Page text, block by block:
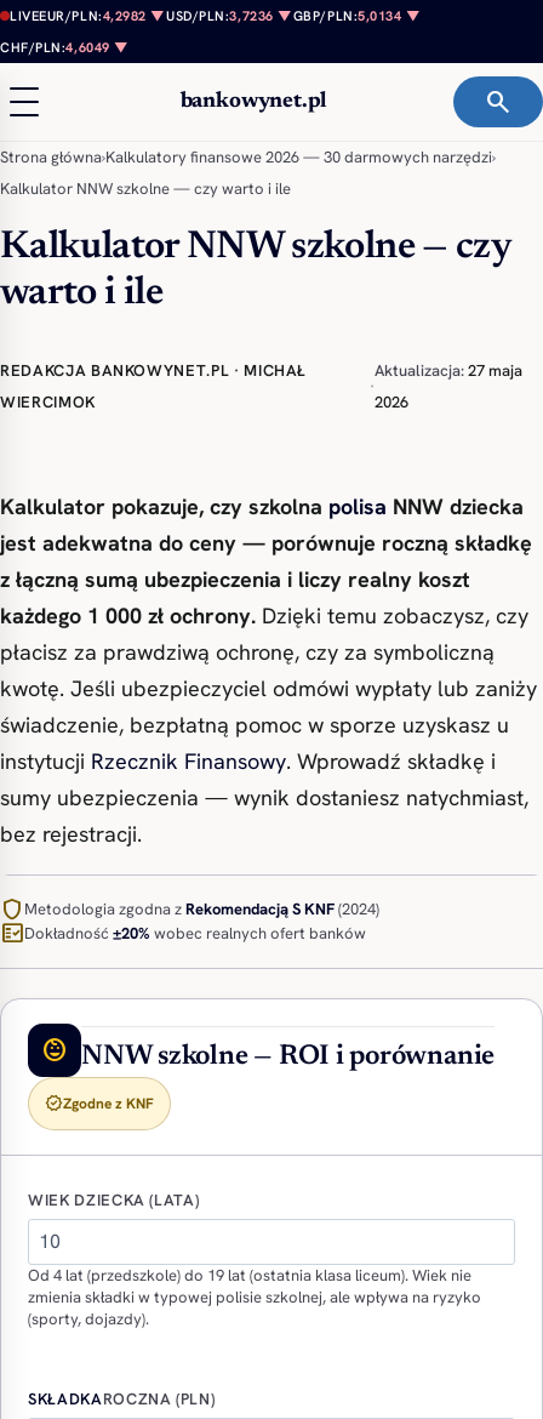
Przejdź do treści
LIVEEUR/PLN:4,2982 ▼USD/PLN:3,7236 ▼GBP/PLN:5,0134 ▼
CHF/PLN:4,6049 ▼
bankowynet.pl search
Strona główna›Kalkulatory finansowe 2026 — 30 darmowych narzędzi›
Kalkulator NNW szkolne — czy warto i ile
Kalkulator NNW szkolne — czy
warto i ile
REDAKCJA BANKOWYNET.PL · MICHAŁ
WIERCIMOK
·
Aktualizacja:27 maja
2026
Kalkulator pokazuje, czy szkolna polisa NNW dziecka
jest adekwatna do ceny — porównuje roczną składkę
z łączną sumą ubezpieczenia i liczy realny koszt
każdego 1 000 zł ochrony. Dzięki temu zobaczysz, czy
płacisz za prawdziwą ochronę, czy za symboliczną
kwotę. Jeśli ubezpieczyciel odmówi wypłaty lub zaniży
świadczenie, bezpłatną pomoc w sporze uzyskasz u
instytucji Rzecznik Finansowy. Wprowadź składkę i
sumy ubezpieczenia — wynik dostaniesz natychmiast,
bez rejestracji.
shield Metodologia zgodna zRekomendacją SKNF(2024)
fact_checkDokładność ±20% wobec realnych ofert banków
child_care NNW szkolne — ROI i porównanie
verifiedZgodne z KNF
WIEK DZIECKA (LATA)
Od 4 lat (przedszkole) do 19 lat (ostatnia klasa liceum). Wiek nie
zmienia składki w typowej polisie szkolnej, ale wpływa na ryzyko
(sporty, dojazdy).
SKŁADKAROCZNA (PLN)